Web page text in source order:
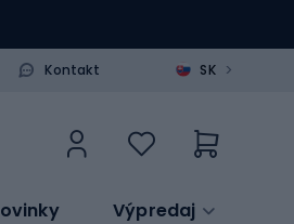
Kontakt SK >
Výpredaj